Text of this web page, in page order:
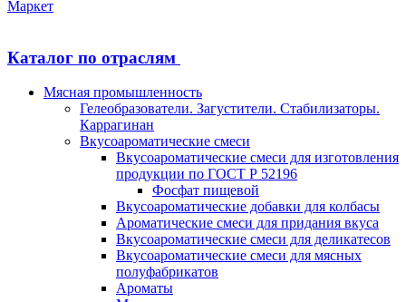
Каталог по отраслям
Мясная промышленность
Гелеобразователи. Загустители. Стабилизаторы.
Каррагинан
Вкусоароматические смеси
Вкусоароматические смеси для изготовления
продукции по ГОСТ Р 52196
Фосфат пищевой
Вкусоароматические добавки для колбасы
Ароматические смеси для придания вкуса
Вкусоароматические смеси для деликатесов
Вкусоароматические смеси для мясных
полуфабрикатов
Ароматы